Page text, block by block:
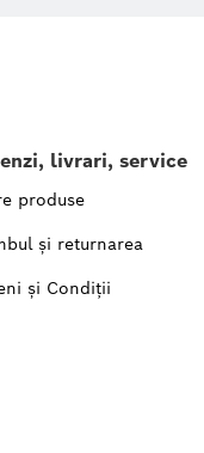
livrari, service
produse
și returnarea
și Condiții